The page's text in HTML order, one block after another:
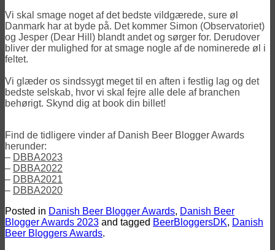
Vi skal smage noget af det bedste vildgærede, sure øl
Danmark har at byde på. Det kommer Simon (Observatoriet)
og Jesper (Dear Hill) blandt andet og sørger for. Derudover
bliver der mulighed for at smage nogle af de nominerede øl i
feltet.
Vi glæder os sindssygt meget til en aften i festlig lag og det
bedste selskab, hvor vi skal fejre alle dele af branchen
behørigt. Skynd dig at book din billet!
Find de tidligere vinder af Danish Beer Blogger Awards
herunder:
– DBBA2023
– DBBA2022
– DBBA2021
– DBBA2020
Posted in Danish Beer Blogger Awards, Danish Beer
Blogger Awards 2023 and tagged BeerBloggersDK, Danish
Beer Bloggers Awards.